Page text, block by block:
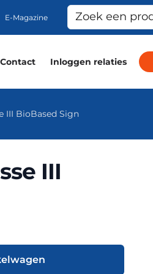
E-Magazine
Contact Inloggen relaties
III BioBased Sign
III